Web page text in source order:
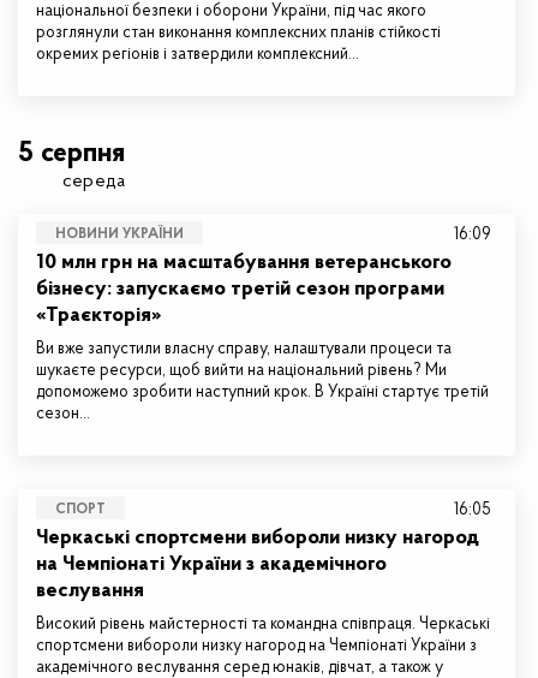
національної безпеки і оборони України, під час якого
розглянули стан виконання комплексних планів стійкості
окремих регіонів і затвердили комплексний…
5 серпня
середа
НОВИНИ УКРАЇНИ
10 млн грн на масштабування ветеранського
бізнесу: запускаємо третій сезон програми
«Траєкторія»
Ви вже запустили власну справу, налаштували процеси та
шукаєте ресурси, щоб вийти на національний рівень? Ми
допоможемо зробити наступний крок. В Україні стартує третій
сезон…
16:09
СПОРТ
Черкаські спортсмени вибороли низку нагород
на Чемпіонаті України з академічного
веслування
Високий рівень майстерності та командна співпраця. Черкаські
спортсмени вибороли низку нагород на Чемпіонаті України з
академічного веслування серед юнаків, дівчат, а також у
16:05